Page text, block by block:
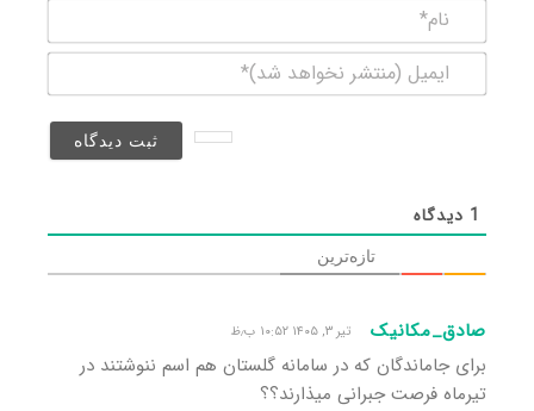
(منتشر
1 دیدگاه
تازه‌ترین
صادق_مکانیک تیر ۳, ۱۴۰۵ ۱۰:۵۲ ب٫ظ
برای جاماندگان که در سامانه گلستان هم اسم ننوشتند در
تیرماه فرصت جبرانی میذارند؟؟